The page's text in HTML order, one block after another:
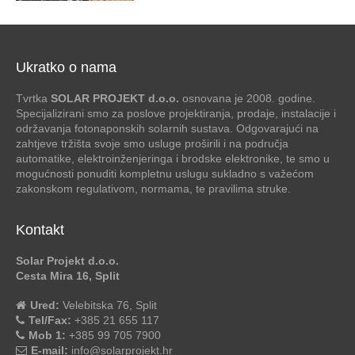
Ukratko o nama
Tvrtka SOLAR PROJEKT d.o.o. osnovana je 2008. godine.
Specijalizirani smo za poslove projektiranja, prodaje, instalacije i
održavanja fotonaponskih solarnih sustava. Odgovarajući na
zahtjeve tržišta svoje smo usluge proširili i na područja
automatike, elektroinženjeringa i brodske elektronike, te smo u
mogućnosti ponuditi kompletnu uslugu sukladno s važećom
zakonskom regulativom, normama, te pravilima struke.
Kontakt
Solar Projekt d.o.o.
Cesta Mira 16, Split
Ured: Velebitska 76, Split
Tel/Fax: +385 21 655 117
Mob 1: +385 99 705 7900
E-mail: info@solarprojekt.hr